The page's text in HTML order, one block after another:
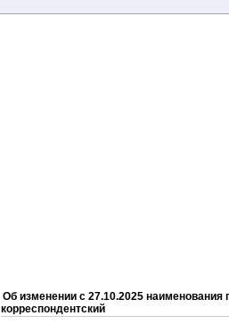
Об изменении с 27.10.2025
корреспондентский